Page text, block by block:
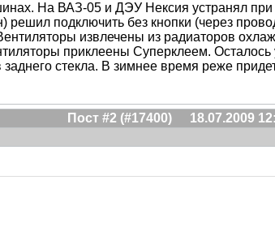
На ВАЗ-05 и ДЭУ Нексия устранял
решил подключить без кнопки (через
извлечены из радиаторов
приклеены Суперклеем.
стекла. В зимнее время реже
Пост #2 (#17400)
18.07.2009